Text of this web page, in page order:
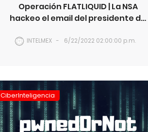
Operación FLATLIQUID | La NSA
hackeo el email del presidente de
INTELMEX 6/22/2022 02:00:00 p.m.
CiberInteligencia